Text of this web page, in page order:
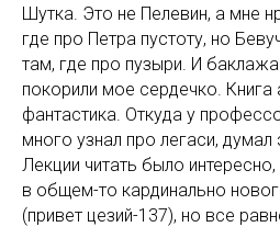
Шутка. Это не Пелевин, а мне
где про Петра пустоту, но
там, где про пузыри. И
покорили мое сердечко. Книга
фантастика. Откуда у
много узнал про легаси, думал
Лекции читать было
в общем-то кардинально
(привет цезий-137), но все